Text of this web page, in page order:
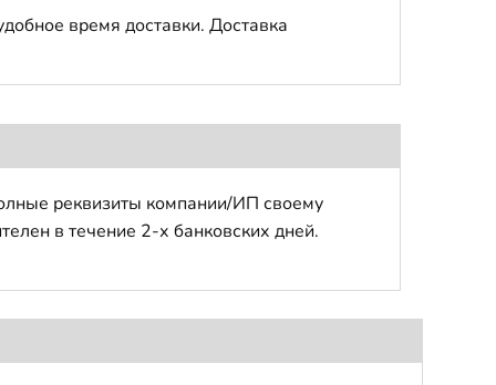
время доставки. Доставка
реквизиты компании/ИП своему
в течение 2-х банковских дней.